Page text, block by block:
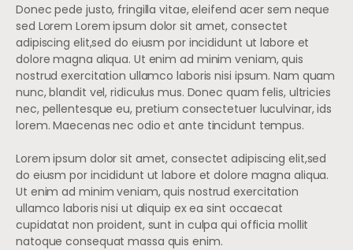
Donec pede justo, fringilla vitae, eleifend acer sem neque
sed Lorem Lorem ipsum dolor sit amet, consectet
adipiscing elit,sed do eiusm por incididunt ut labore et
dolore magna aliqua. Ut enim ad minim veniam, quis
nostrud exercitation ullamco laboris nisi ipsum. Nam quam
nunc, blandit vel, ridiculus mus. Donec quam felis, ultricies
nec, pellentesque eu, pretium consectetuer luculvinar, ids
lorem. Maecenas nec odio et ante tincidunt tempus.
Lorem ipsum dolor sit amet, consectet adipiscing elit,sed
do eiusm por incididunt ut labore et dolore magna aliqua.
Ut enim ad minim veniam, quis nostrud exercitation
ullamco laboris nisi ut aliquip ex ea sint occaecat
cupidatat non proident, sunt in culpa qui officia mollit
natoque consequat massa quis enim.